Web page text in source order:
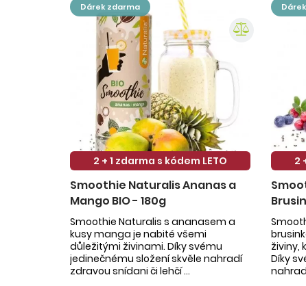
dárek zdarma
2 + 1 zdarma s kódem LETO
Smoothie Naturalis Ananas a
Mango BIO - 180g
Smoothie Naturalis s ananasem a
kusy manga je nabité všemi
důležitými živinami. Díky svému
jedinečnému složení skvěle nahradí
zdravou snídani či lehčí ...
2
živiny,
Díky